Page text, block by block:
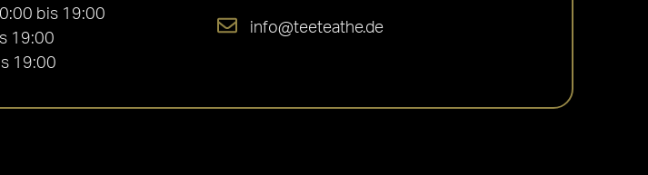
bis 19:00
19:00
19:00
info@teeteathe.de